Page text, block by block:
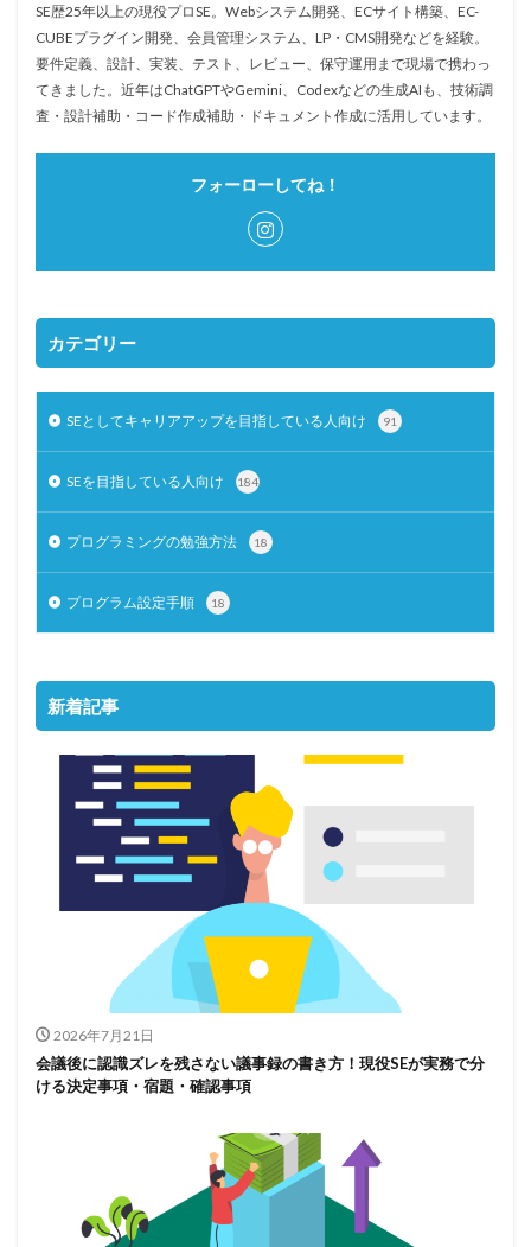
SE歴25年以上の現役プロSE。Webシステム開発、ECサイト構築、EC-
CUBEプラグイン開発、会員管理システム、LP・CMS開発などを経験。
要件定義、設計、実装、テスト、レビュー、保守運用まで現場で携わっ
てきました。近年はChatGPTやGemini、Codexなどの生成AIも、技術調
査・設計補助・コード作成補助・ドキュメント作成に活用しています。
フォーローしてね！
カテゴリー
SEとしてキャリアアップを目指している人向け 91
SEを目指している人向け 184
プログラミングの勉強方法 18
プログラム設定手順 18
新着記事
2026年7月21日
会議後に認識ズレを残さない議事録の書き方！現役SEが実務で分
ける決定事項・宿題・確認事項